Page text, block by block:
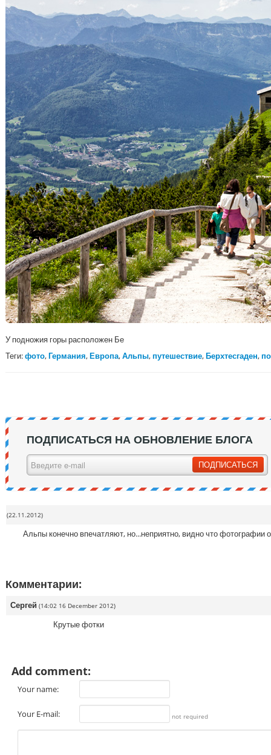
У подножия горы расположен Бе
Теги:фото,Германия,Европа,Альпы,путешествие,Берхтесгаден,
ПОДПИСАТЬСЯ НА ОБНОВЛЕНИЕ БЛОГА
(22.11.2012)
Альпы конечно впечатляют, но...неприятно, видно что фотографии
Комментарии:
Сергей (14:02 16 December 2012)
Крутые фотки
Add comment:
Your name:
Your E-mail: not required